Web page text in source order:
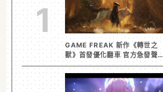
1
GAME FREAK 新作《轉世之
獸》首發優化翻車 官方急發聲明
承諾提供大量更新彌補